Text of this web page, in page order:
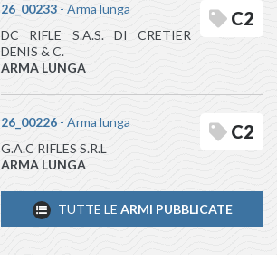
26_00233 - Arma lunga
DC RIFLE S.A.S. DI CRETIER
DENIS & C.
ARMA LUNGA
C2
26_00226 - Arma lunga
G.A.C RIFLES S.R.L
ARMA LUNGA
C2
TUTTE LE ARMI PUBBLICATE